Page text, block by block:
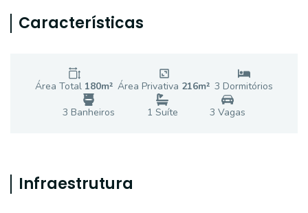
Características
Área Total 180m² Área Privativa 216m² 3 Dormitórios
3 Banheiros 1 Suíte 3 Vagas
Infraestrutura